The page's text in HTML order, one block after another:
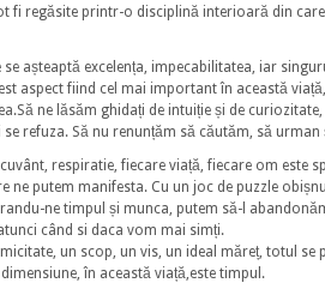
fi regăsite printr-o disciplină interioară din
așteaptă excelența, impecabilitatea, iar
aspect fiind cel mai important în această
ne lăsăm ghidați de intuiție și de
refuza. Să nu renunțăm să căutăm, să
respiratie, fiecare viață, fiecare om este
ne putem manifesta. Cu un joc de puzzle
ne timpul și munca, putem să-l
când si daca vom mai simți.
un scop, un vis, un ideal măreț, totul
în această viață,este timpul.